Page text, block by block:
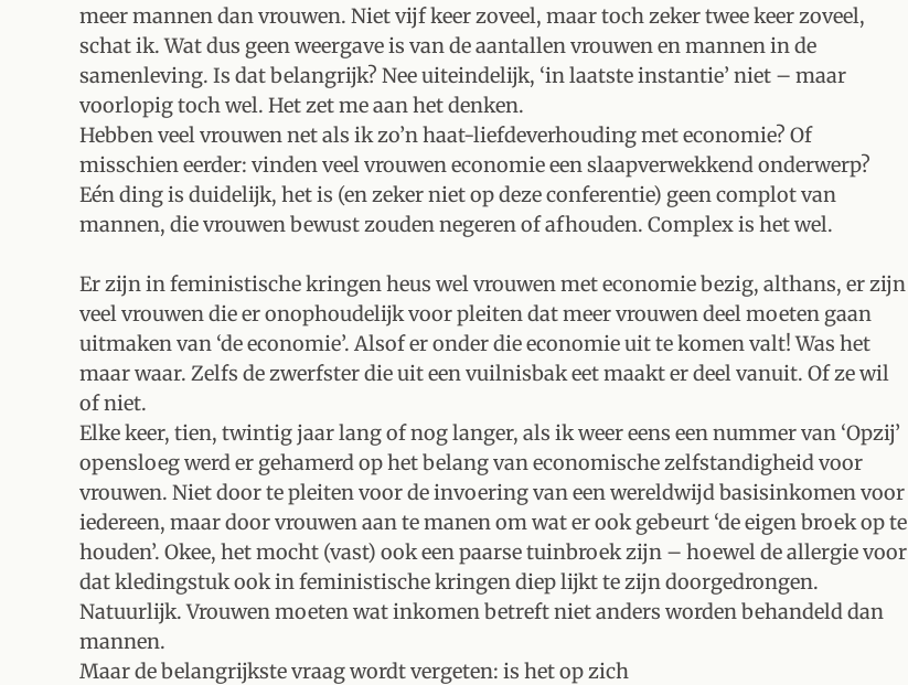
meer mannen dan vrouwen. Niet vijf keer zoveel, maar toch zeker twee keer zoveel,
schat ik. Wat dus geen weergave is van de aantallen vrouwen en mannen in de
samenleving. Is dat belangrijk? Nee uiteindelijk, ‘in laatste instantie’ niet – maar
voorlopig toch wel. Het zet me aan het denken.
Hebben veel vrouwen net als ik zo’n haat-liefdeverhouding met economie? Of
misschien eerder: vinden veel vrouwen economie een slaapverwekkend onderwerp?
Eén ding is duidelijk, het is (en zeker niet op deze conferentie) geen complot van
mannen, die vrouwen bewust zouden negeren of afhouden. Complex is het wel.
Er zijn in feministische kringen heus wel vrouwen met economie bezig, althans, er zijn
veel vrouwen die er onophoudelijk voor pleiten dat meer vrouwen deel moeten gaan
uitmaken van ‘de economie’. Alsof er onder die economie uit te komen valt! Was het
maar waar. Zelfs de zwerfster die uit een vuilnisbak eet maakt er deel vanuit. Of ze wil
of niet.
Elke keer, tien, twintig jaar lang of nog langer, als ik weer eens een nummer van ‘Opzij’
opensloeg werd er gehamerd op het belang van economische zelfstandigheid voor
vrouwen. Niet door te pleiten voor de invoering van een wereldwijd basisinkomen voor
iedereen, maar door vrouwen aan te manen om wat er ook gebeurt ‘de eigen broek op te
houden’. Okee, het mocht (vast) ook een paarse tuinbroek zijn – hoewel de allergie voor
dat kledingstuk ook in feministische kringen diep lijkt te zijn doorgedrongen.
Natuurlijk. Vrouwen moeten wat inkomen betreft niet anders worden behandeld dan
mannen.
Maar de belangrijkste vraag wordt vergeten: is het op zich